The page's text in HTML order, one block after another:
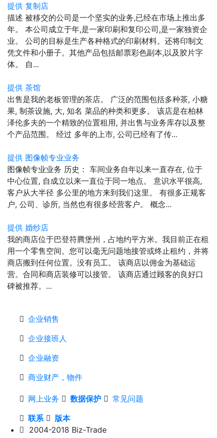
提供 复制店
描述 被移交的公司是一个坚实的业务,已经在市场上推出多
年。 本公司成立于年,是一家印刷和复印公司,是一家独资企
业。 公司的目标是生产各种格式的印刷材料。还将印制文
凭文件和小册子。其他产品包括邮票彩色副本,以及胶片字
体。 自...
提供 茶馆
出售是我的老板管理的茶店。 广泛的范围包括多种茶, 小糖
果, 制茶设施, 大, 知名 菜品的种类和更多。 该店是在柏林
泽伦多夫的一个精致的位置租用, 并出售与业务库存以及整
个产品范围。 经过 多年的上市, 公司已经有了传...
提供 图像帧专业业务
图像帧专业业务 历史： 车间业务自年以来一直存在, 位于
中心位置, 自成立以来一直位于同一地点。 意识水平很高,
客户从大半径 多公里的地方来到我们这里。 有很多正规客
户, 公司、诊所, 当然也有很多经营客户。 概念...
提供 婚纱店
我的商店位于巴登符腾堡州，占地约平方米。我目前正在租
用一个零售空间。您可以毫无问题地接管或终止租约，并将
商店搬到任何位置。没有员工。 该商店以佣金为基础运
营。合同和商店装修可以接管。 该商店通过顾客的良好口
碑被推荐。...
企业销售
企业接班人
企业融资
商业财产，物件
网上业务 数据保护 常见问题
联系 版本
2004-2018 Biz-Trade